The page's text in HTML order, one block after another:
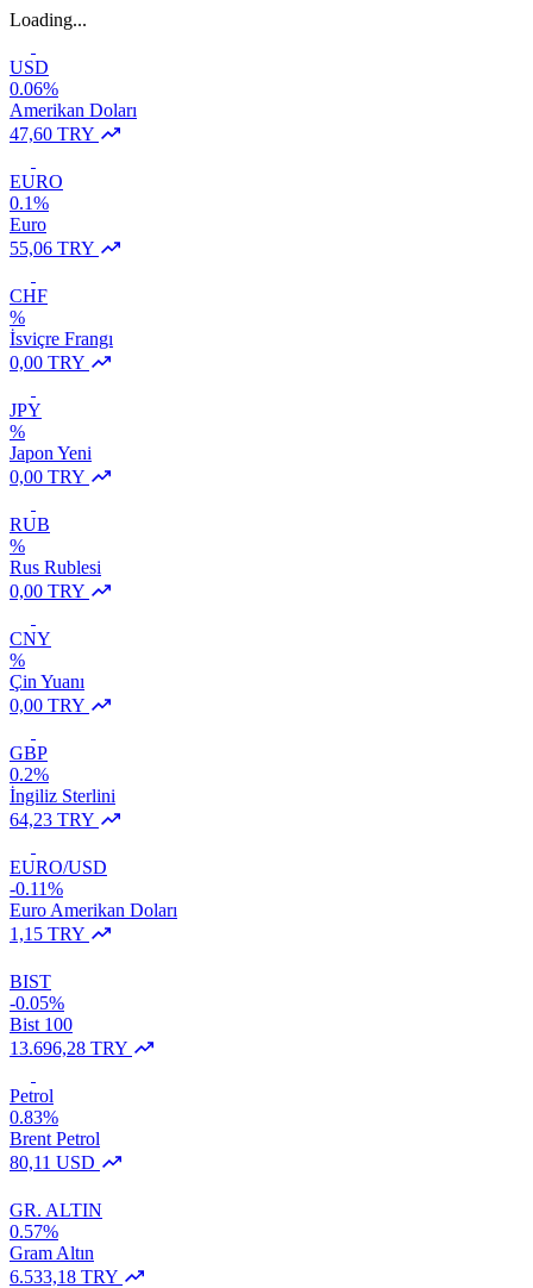
Loading...
USD
0.06%
Amerikan Doları
47,60 TRY
EURO
0.1%
Euro
55,06 TRY
CHF
%
İsviçre Frangı
0,00 TRY
JPY
%
Japon Yeni
0,00 TRY
RUB
%
Rus Rublesi
0,00 TRY
CNY
%
Çin Yuanı
0,00 TRY
GBP
0.2%
İngiliz Sterlini
64,23 TRY
EURO/USD
-0.11%
Euro Amerikan Doları
1,15 TRY
BIST
-0.05%
Bist 100
13.696,28 TRY
Petrol
0.83%
Brent Petrol
80,11 USD
GR. ALTIN
0.57%
Gram Altın
6.533,18 TRY